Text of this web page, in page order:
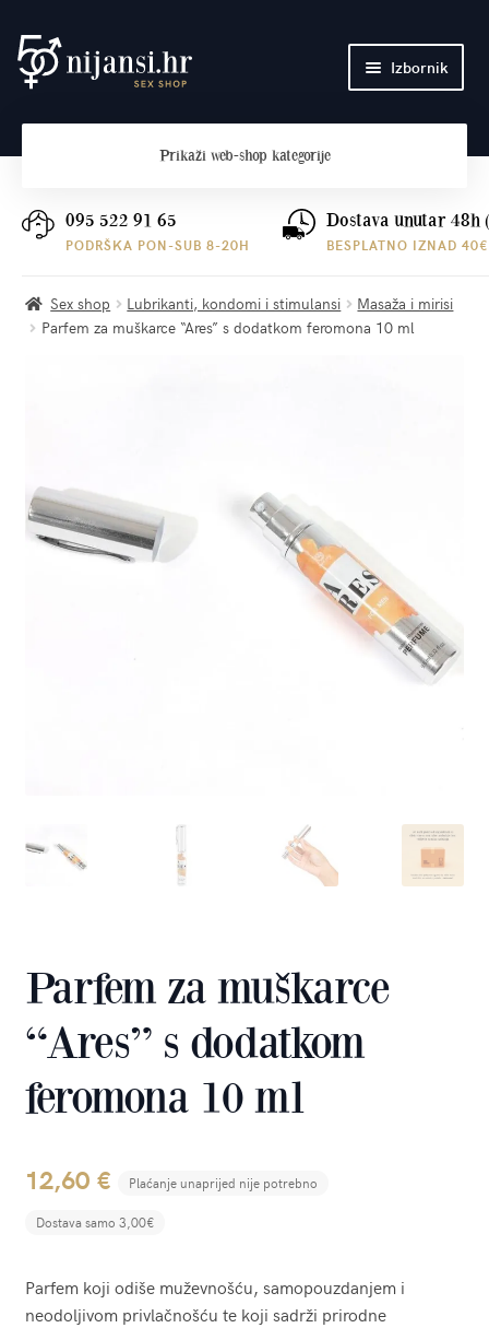
Preskoči
na
Skoči
do
Izbornik
Plaćanje i dostava
Prikaži web-shop kategorije
095 522 91 65
PODRŠKA PON-SUB 8-20H
Dostava unutar 48h
BESPLATNO IZNAD 40€
Sex shop Lubrikanti, kondomi i stimulansi
Masaža i mirisi
Parfem za muškarce “Ares” s dodatkom feromona 10 ml
Parfem za muškarce
“Ares” s dodatkom
feromona 10 ml
12,60 € Plaćanje unaprijed nije potrebno
Dostava samo 3,00€
Parfem koji odiše muževnošću, samopouzdanjem i
neodoljivom privlačnošću te koji sadrži prirodne